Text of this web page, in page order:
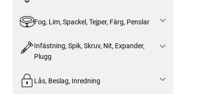
Fog, Lim, Spackel, Tejper, Färg, Penslar
Infästning, Spik, Skruv, Nit, Expander,
Plugg
Lås, Beslag, Inredning